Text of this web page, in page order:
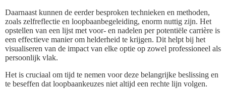
Daarnaast kunnen de eerder besproken technieken en methoden,
zoals zelfreflectie en loopbaanbegeleiding, enorm nuttig zijn. Het
opstellen van een lijst met voor- en nadelen per potentiële carrière is
een effectieve manier om helderheid te krijgen. Dit helpt bij het
visualiseren van de impact van elke optie op zowel professioneel als
persoonlijk vlak.
Het is cruciaal om tijd te nemen voor deze belangrijke beslissing en
te beseffen dat loopbaankeuzes niet altijd een rechte lijn volgen.